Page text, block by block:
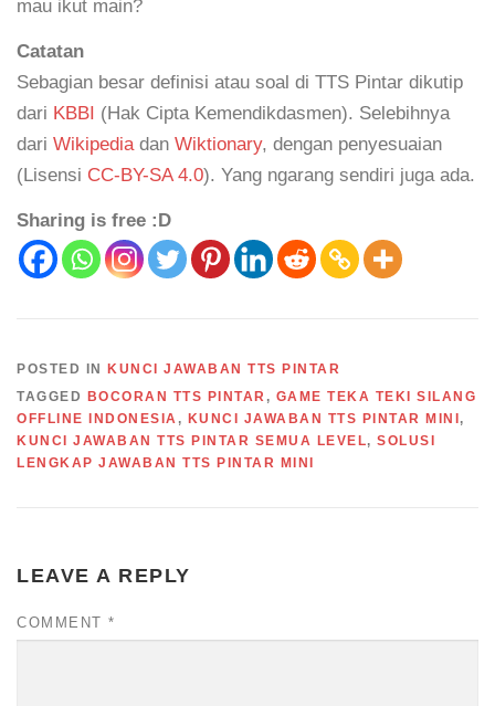
mau ikut main?
Catatan
Sebagian besar definisi atau soal di TTS Pintar dikutip
dari KBBI (Hak Cipta Kemendikdasmen). Selebihnya
dari Wikipediadan Wiktionary, dengan penyesuaian
(Lisensi CC-BY-SA 4.0). Yang ngarang sendiri juga ada.
Sharing is free :D
POSTED IN
KUNCI JAWABAN TTS PINTAR
TAGGED
BOCORAN TTS PINTAR , GAME TEKA TEKI SILANG
OFFLINE INDONESIA , KUNCI JAWABAN TTS PINTAR MINI ,
KUNCI JAWABAN TTS PINTAR SEMUA LEVEL, SOLUSI
LENGKAP JAWABAN TTS PINTAR MINI
LEAVE A REPLY
COMMENT *